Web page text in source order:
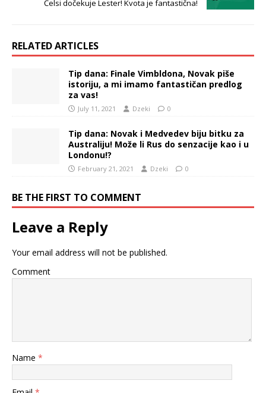
Čelsi dočekuje Lester! Kvota je fantastična!
RELATED ARTICLES
Tip dana: Finale Vimbldona, Novak piše
istoriju, a mi imamo fantastičan predlog
za vas!
July 11, 2021 Dzeki 0
Tip dana: Novak i Medvedev biju bitku za
Australiju! Može li Rus do senzacije kao i u
Londonu!?
February 21, 2021 Dzeki 0
BE THE FIRST TO COMMENT
Leave a Reply
Your email address will not be published.
Comment
Name *